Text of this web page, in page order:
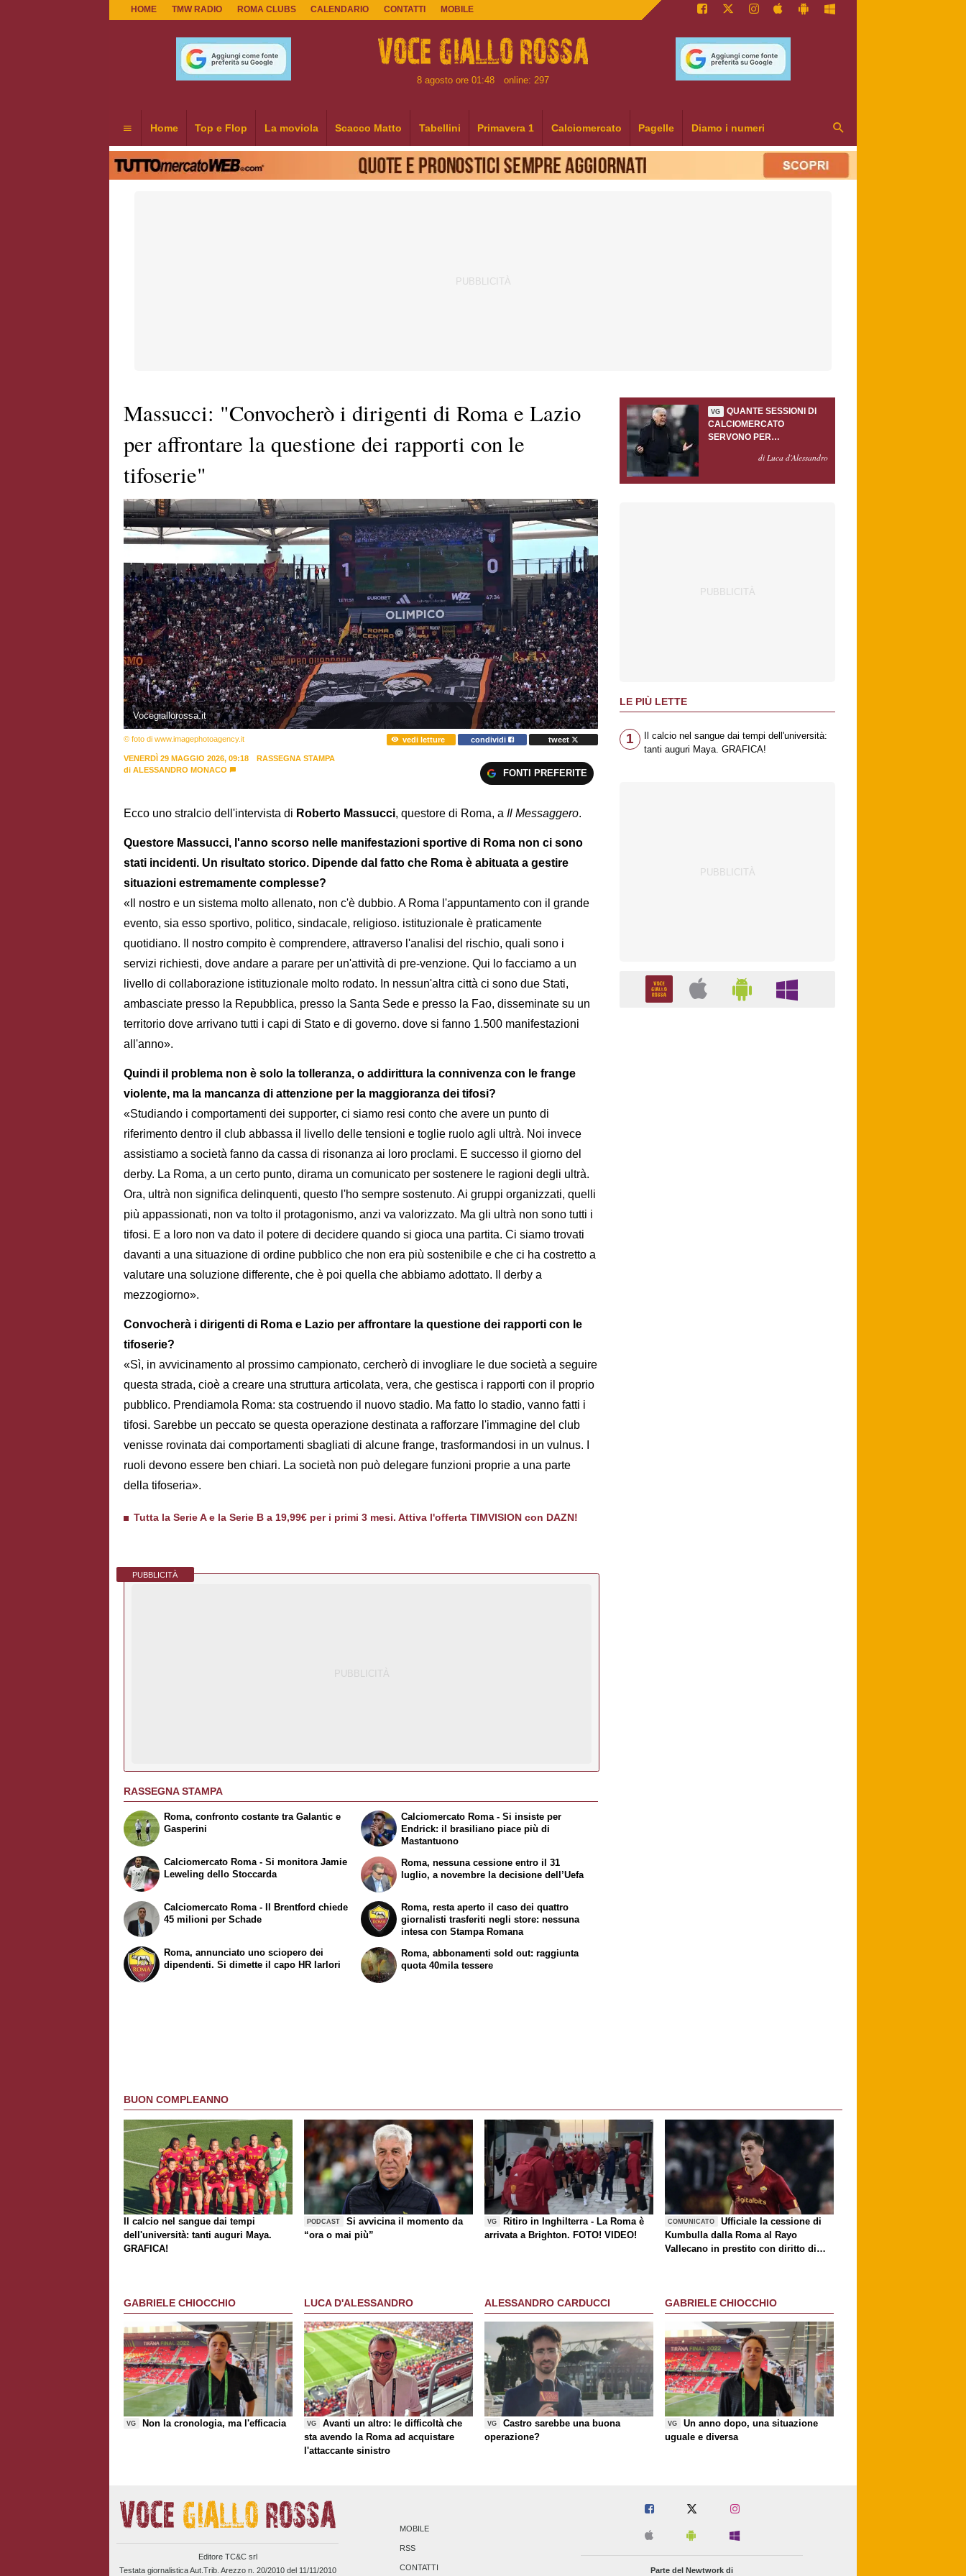
HOME TMW RADIO ROMA CLUBS CALENDARIO CONTATTI MOBILE
8 agosto ore 01:48 online: 297
Home Top e Flop La moviola Scacco Matto Tabellini Primavera 1 Calciomercato Pagelle Diamo i numeri
Massucci: "Convocherò i dirigenti di Roma e Lazio
per affrontare la questione dei rapporti con le
tifoserie"
Vocegiallorossa.it
© foto di www.imagephotoagency.it vedi letture condividi tweet
VENERDÌ 29 MAGGIO 2026, 09:18
RASSEGNA STAMPA
di ALESSANDRO MONACO FONTI PREFERITE
Ecco uno stralcio dell'intervista di Roberto Massucci, questore di Roma, a Il Messaggero.
Questore Massucci, l'anno scorso nelle manifestazioni sportive di Roma non ci sono
stati incidenti. Un risultato storico. Dipende dal fatto che Roma è abituata a gestire
situazioni estremamente complesse?
«Il nostro e un sistema molto allenato, non c'è dubbio. A Roma l'appuntamento con il grande
evento, sia esso sportivo, politico, sindacale, religioso. istituzionale è praticamente
quotidiano. Il nostro compito è comprendere, attraverso l'analisi del rischio, quali sono i
servizi richiesti, dove andare a parare per un'attività di pre-venzione. Qui lo facciamo a un
livello di collaborazione istituzionale molto rodato. In nessun'altra città ci sono due Stati,
ambasciate presso la Repubblica, presso la Santa Sede e presso la Fao, disseminate su un
territorio dove arrivano tutti i capi di Stato e di governo. dove si fanno 1.500 manifestazioni
all'anno».
Quindi il problema non è solo la tolleranza, o addirittura la connivenza con le frange
violente, ma la mancanza di attenzione per la maggioranza dei tifosi?
«Studiando i comportamenti dei supporter, ci siamo resi conto che avere un punto di
riferimento dentro il club abbassa il livello delle tensioni e toglie ruolo agli ultrà. Noi invece
assistiamo a società fanno da cassa di risonanza ai loro proclami. E successo il giorno del
derby. La Roma, a un certo punto, dirama un comunicato per sostenere le ragioni degli ultrà.
Ora, ultrà non significa delinquenti, questo l'ho sempre sostenuto. Ai gruppi organizzati, quelli
più appassionati, non va tolto il protagonismo, anzi va valorizzato. Ma gli ultrà non sono tutti i
tifosi. E a loro non va dato il potere di decidere quando si gioca una partita. Ci siamo trovati
davanti a una situazione di ordine pubblico che non era più sostenibile e che ci ha costretto a
valutare una soluzione differente, che è poi quella che abbiamo adottato. Il derby a
mezzogiorno».
Convocherà i dirigenti di Roma e Lazio per affrontare la questione dei rapporti con le
tifoserie?
«Sì, in avvicinamento al prossimo campionato, cercherò di invogliare le due società a seguire
questa strada, cioè a creare una struttura articolata, vera, che gestisca i rapporti con il proprio
pubblico. Prendiamola Roma: sta costruendo il nuovo stadio. Ma fatto lo stadio, vanno fatti i
tifosi. Sarebbe un peccato se questa operazione destinata a rafforzare l'immagine del club
venisse rovinata dai comportamenti sbagliati di alcune frange, trasformandosi in un vulnus. I
ruoli devono essere ben chiari. La società non può delegare funzioni proprie a una parte
della tifoseria».
Tutta la Serie A e la Serie B a 19,99€ per i primi 3 mesi. Attiva l'offerta TIMVISION con DAZN!
PUBBLICITÀ
RASSEGNA STAMPA
Roma, confronto costante tra Galantic e
Gasperini
Calciomercato Roma - Si monitora Jamie
Leweling dello Stoccarda
Calciomercato Roma - Si insiste per
Endrick: il brasiliano piace più di
Mastantuono
Roma, nessuna cessione entro il 31
luglio, a novembre la decisione dell’Uefa
Calciomercato Roma - Il Brentford chiede
45 milioni per Schade
Roma, annunciato uno sciopero dei
dipendenti. Si dimette il capo HR Iarlori
Roma, resta aperto il caso dei quattro
giornalisti trasferiti negli store: nessuna
intesa con Stampa Romana
Roma, abbonamenti sold out: raggiunta
quota 40mila tessere
VG
QUANTE SESSIONI DI
CALCIOMERCATO
SERVONO PER
GASPERINI?di Luca d'Alessandro
LE PIÙ LETTE
1
Il calcio nel sangue dai tempi dell'università:
tanti auguri Maya. GRAFICA!
BUON COMPLEANNO
Il calcio nel sangue dai tempi
dell'università: tanti auguri Maya.
GRAFICA!
PODCAST
Si avvicina il momento da
“ora o mai più”
VG
Ritiro in Inghilterra - La Roma è
arrivata a Brighton. FOTO! VIDEO!
COMUNICATO
Ufficiale la cessione di
Kumbulla dalla Roma al Rayo
Vallecano in prestito con diritto di
GABRIELE CHIOCCHIO
VG Non la cronologia, ma l'efficacia
LUCA D'ALESSANDRO
VG
Avanti un altro: le difficoltà che
sta avendo la Roma ad acquistare
l'attaccante sinistro
ALESSANDRO CARDUCCI
VG
Castro sarebbe una buona
operazione?
GABRIELE CHIOCCHIO
VG
Un anno dopo, una situazione
uguale e diversa
Editore TC&C srl
Testata giornalistica Aut.Trib. Arezzo n. 20/2010 del 11/11/2010
MOBILE
RSS
CONTATTI Parte del Newtwork di